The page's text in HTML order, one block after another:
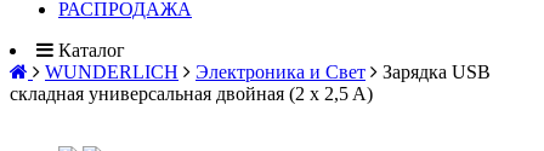
РАСПРОДАЖА
Каталог
WUNDERLICH
Электроника и Свет
Зарядка USB
складная универсальная двойная (2 x 2,5 A)